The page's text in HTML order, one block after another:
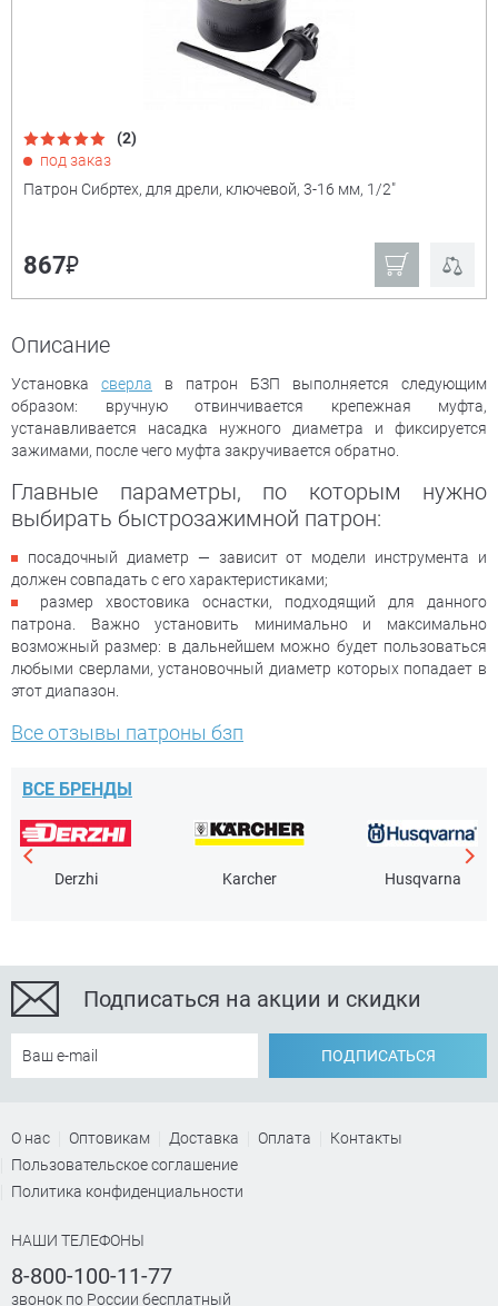
(2)
под заказ
Патрон Сибртех, для дрели, ключевой, 3-16 мм, 1/2"
867₽
Описание
Установка сверла в патрон БЗП выполняется следующим
образом: вручную отвинчивается крепежная муфта,
устанавливается насадка нужного диаметра и фиксируется
зажимами, после чего муфта закручивается обратно.
Главные параметры, по которым нужно
выбирать быстрозажимной патрон:
посадочный диаметр — зависит от модели инструмента и
должен совпадать с его характеристиками;
размер хвостовика оснастки, подходящий для данного
патрона. Важно установить минимально и максимально
возможный размер: в дальнейшем можно будет пользоваться
любыми сверлами, установочный диаметр которых попадает в
этот диапазон.
Все отзывы патроны бзп
ВСЕ БРЕНДЫ
Derzhi Karcher Husqvarna
Подписаться на акции и скидки
ПОДПИСАТЬСЯ
О нас Оптовикам Доставка Оплата
Контакты
Пользовательское соглашение
Политика конфиденциальности
НАШИ ТЕЛЕФОНЫ
8-800-100-11-77
звонок по России бесплатный